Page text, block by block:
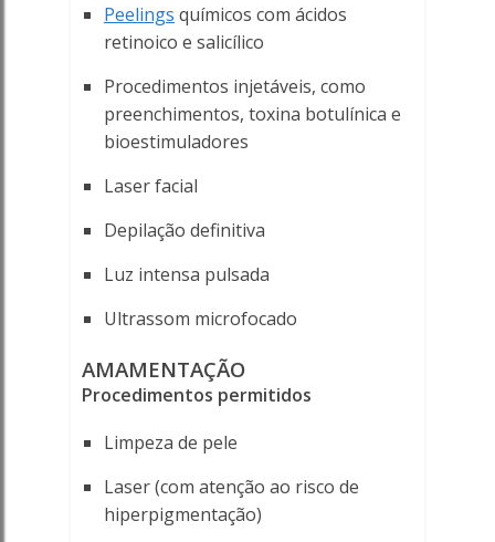
Peelings químicos com ácidos
retinoico e salicílico
Procedimentos injetáveis, como
preenchimentos, toxina botulínica e
bioestimuladores
Laser facial
Depilação definitiva
Luz intensa pulsada
Ultrassom microfocado
AMAMENTAÇÃO
Procedimentos permitidos
Limpeza de pele
Laser (com atenção ao risco de
hiperpigmentação)